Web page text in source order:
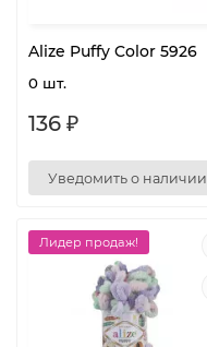
Alize Puffy Color 5926
0 шт.
136 ₽
Уведомить о наличии
Лидер продаж!